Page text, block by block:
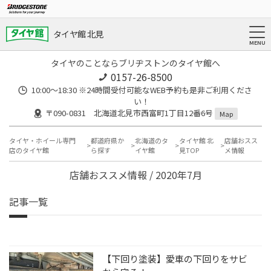
タイヤ館 北見
タイヤのことならブリヂストンのタイヤ館へ
0157-26-8500
10:00～18:30 ※24時間受付可能なWEB予約も是非ご利用くださ
い！
〒090-0831 北海道北見市西富町1丁目12番6号
Map
タイヤ・ホイール専門
店のタイヤ館
都道府県か
ら探す
北海道のタ
イヤ館
タイヤ館 北
見TOP
店舗おスス
メ情報
店舗おススメ情報 / 2020年7月
記事一覧
【下回り塗装】愛車の下回りをサビ